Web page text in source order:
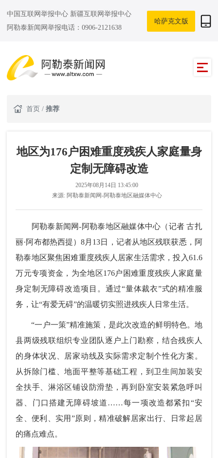
中国互联网举报中心 新疆互联网举报中心
阿勒泰新闻网举报电话：0906-2121638
哈萨克文版
首页 / 推荐
地区为176户困难重度残疾人家庭量身
定制无障碍改造
2025年08月14日 13:45:00
来源: 阿勒泰新闻网-阿勒泰地区融媒体中心
阿勒泰新闻网-阿勒泰地区融媒体中心（记者 古扎
丽·阿布都热西提）8月13日，记者从地区残联获悉，阿
勒泰地区聚焦困难重度残疾人居家生活需求，投入61.6
万元专项资金，为全地区176户困难重度残疾人家庭量
身定制无障碍改造项目。通过“量体裁衣”式的精准服
务，让“有爱无碍”的温暖切实照进残疾人日常生活。
“一户一策”精准施策，是此次改造的鲜明特色。地
县两级残联组织专业团队逐户上门勘察，结合残疾人
的身体状况、居家动线及实际需求定制个性化方案。
从拆除门槛、地面平整等基础工程，到卫生间加装安
全扶手、淋浴区铺设防滑垫，再到卧室安装紧急呼叫
器、门口搭建无障碍坡道……每一项改造都紧扣“安
全、便利、实用”原则，精准破解居家出行、日常起居
的痛点难点。